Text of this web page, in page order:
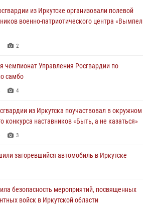
из Иркутске организовали полевой
военно-патриотического центра «Вымпел
2
чемпионат Управления Росгвардии по
самбо
4
из Иркутска поучаствовал в окружном
конкурса наставников «Быть, а не казаться»
3
загоревшийся автомобиль в Иркутске
безопасность мероприятий, посвященных
войск в Иркутской области